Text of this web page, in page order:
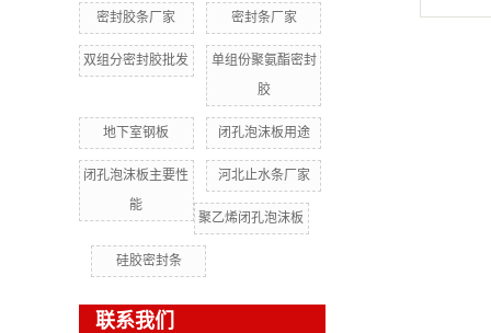
密封胶条厂家 密封条厂家
双组分密封胶批发
单组份聚氨酯密封
胶
地下室钢板 闭孔泡沫板用途
闭孔泡沫板主要性
能
河北止水条厂家
聚乙烯闭孔泡沫板
硅胶密封条
联系我们